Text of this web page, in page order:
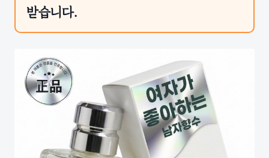
받습니다.